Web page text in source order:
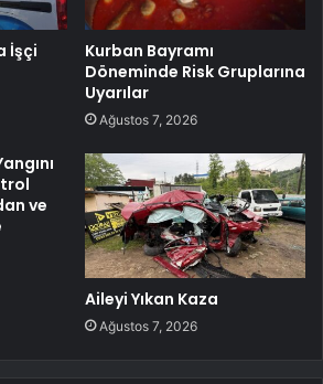
İşçi
Kurban Bayramı
Döneminde Risk Gruplarına
Uyarılar
Ağustos 7, 2026
ve
Aileyi Yıkan Kaza
Ağustos 7, 2026